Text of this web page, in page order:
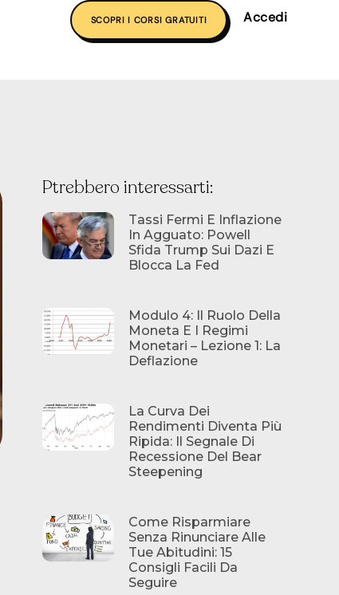
SCOPRI I CORSI GRATUITI Accedi
Ptrebbero interessarti:
Tassi Fermi E Inflazione
In Agguato: Powell
Sfida Trump Sui Dazi E
Blocca La Fed
Modulo 4: Il Ruolo Della
Moneta E I Regimi
Monetari – Lezione 1: La
Deflazione
La Curva Dei
Rendimenti Diventa Più
Ripida: Il Segnale Di
Recessione Del Bear
Steepening
Come Risparmiare
Senza Rinunciare Alle
Tue Abitudini: 15
Consigli Facili Da
Seguire